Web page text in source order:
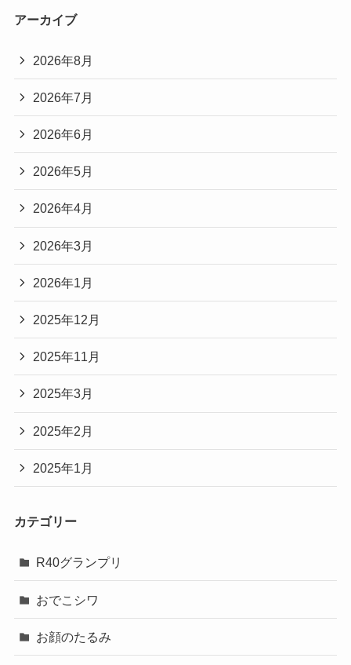
アーカイブ
2026年8月
2026年7月
2026年6月
2026年5月
2026年4月
2026年3月
2026年1月
2025年12月
2025年11月
2025年3月
2025年2月
2025年1月
カテゴリー
R40グランプリ
おでこシワ
お顔のたるみ